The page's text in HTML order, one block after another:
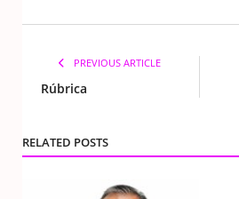
PREVIOUS ARTICLE
Rúbrica
RELATED POSTS